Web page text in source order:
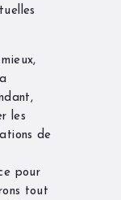
les
de
pour
tout